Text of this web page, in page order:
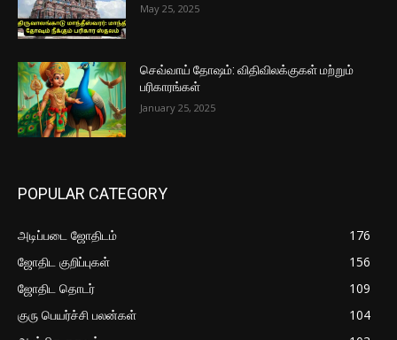
May 25, 2025
செவ்வாய் தோஷம்: விதிவிலக்குகள் மற்றும்
பரிகாரங்கள்
January 25, 2025
POPULAR CATEGORY
அடிப்படை ஜோதிடம்
176
ஜோதிட குறிப்புகள்
156
ஜோதிட தொடர்
109
குரு பெயர்ச்சி பலன்கள்
104